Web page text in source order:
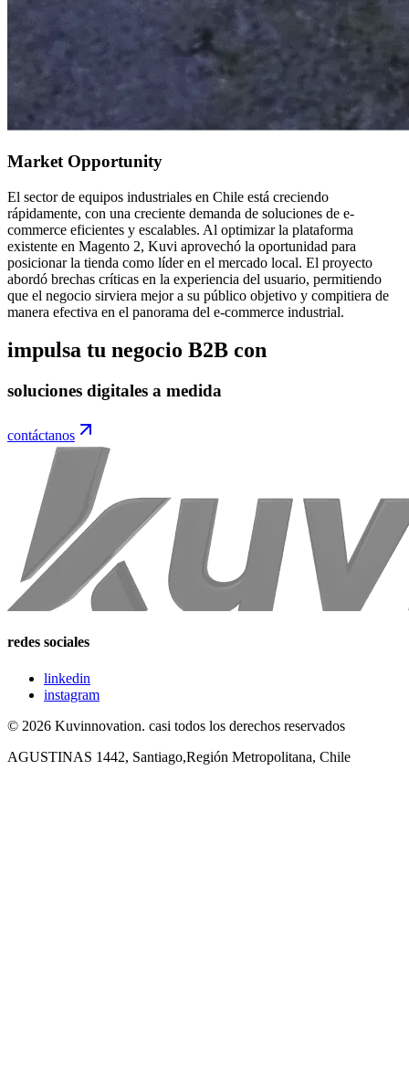
Market Opportunity
El sector de equipos industriales en Chile está creciendo
rápidamente, con una creciente demanda de soluciones de e-
commerce eficientes y escalables. Al optimizar la plataforma
existente en Magento 2, Kuvi aprovechó la oportunidad para
posicionar la tienda como líder en el mercado local. El proyecto
abordó brechas críticas en la experiencia del usuario, permitiendo
que el negocio sirviera mejor a su público objetivo y compitiera de
manera efectiva en el panorama del e-commerce industrial.
impulsa tu negocio B2B con
soluciones digitales a medida
contáctanos
redes sociales
linkedin
instagram
© 2026 Kuvinnovation. casi todos los derechos reservados
AGUSTINAS 1442, Santiago,Región Metropolitana, Chile